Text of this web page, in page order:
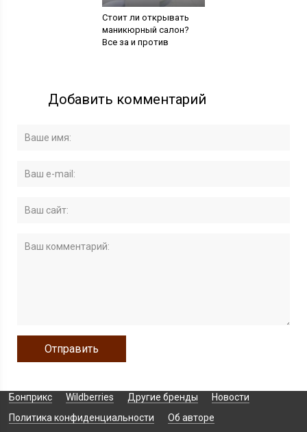
Стоит ли открывать
маникюрный салон?
Все за и против
Добавить комментарий
Бонприкс Wildberries Другие бренды
Новости
Политика конфиденциальности
Об авторе